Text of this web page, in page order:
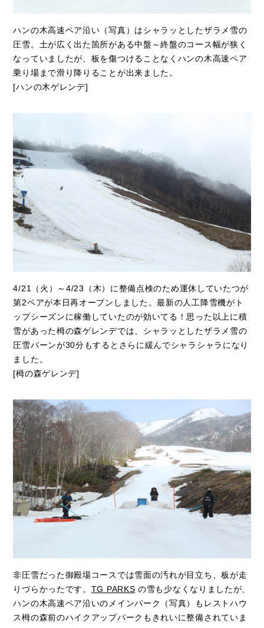
ハンの木高速ペア沿い（写真）はシャラッとしたザラメ雪の
圧雪。土が広く出た箇所がある中盤～終盤のコース幅が狭く
なっていましたが、板を傷つけることなくハンの木高速ペア
乗り場まで滑り降りることが出来ました。
[ハンの木ゲレンデ]
4/21（火）～4/23（木）に整備点検のため運休していたつが
第2ペアが本日再オープンしました。最新の人工降雪機がト
ップシーズンに稼働していたのが効いてる！思った以上に積
雪があった栂の森ゲレンデでは、シャラッとしたザラメ雪の
圧雪バーンが30分もするとさらに緩んでシャラシャラになり
ました。
[栂の森ゲレンデ]
非圧雪だった御殿場コースでは雪面の汚れが目立ち、板が走
りづらかったです。 TG PARKS の雪も少なくなりましたが、
ハンの木高速ペア沿いのメインパーク（写真）もレストハウ
ス栂の森前のハイクアップパークもきれいに整備されていま